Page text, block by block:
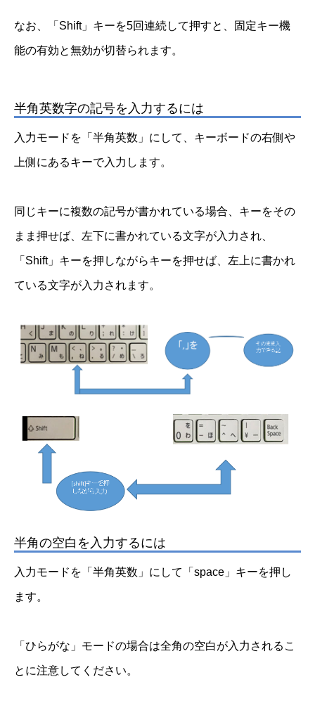
なお、「Shift」キーを5回連続して押すと、固定キー機
能の有効と無効が切替られます。
半角英数字の記号を入力するには
入力モードを「半角英数」にして、キーボードの右側や
上側にあるキーで入力します。
同じキーに複数の記号が書かれている場合、キーをその
まま押せば、左下に書かれている文字が入力され、
「Shift」キーを押しながらキーを押せば、左上に書かれ
ている文字が入力されます。
半角の空白を入力するには
入力モードを「半角英数」にして「space」キーを押し
ます。
「ひらがな」モードの場合は全角の空白が入力されるこ
とに注意してください。